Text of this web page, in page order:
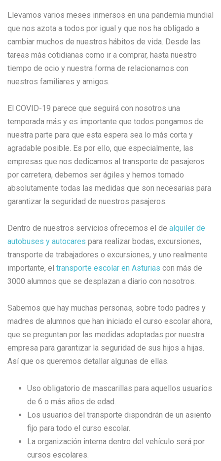
Llevamos varios meses inmersos en una pandemia mundial
que nos azota a todos por igual y que nos ha obligado a
cambiar muchos de nuestros hábitos de vida. Desde las
tareas más cotidianas como ir a comprar, hasta nuestro
tiempo de ocio y nuestra forma de relacionarnos con
nuestros familiares y amigos.
El COVID-19 parece que seguirá con nosotros una
temporada más y es importante que todos pongamos de
nuestra parte para que esta espera sea lo más corta y
agradable posible. Es por ello, que especialmente, las
empresas que nos dedicamos al transporte de pasajeros
por carretera, debemos ser ágiles y hemos tomado
absolutamente todas las medidas que son necesarias para
garantizar la seguridad de nuestros pasajeros.
Dentro de nuestros servicios ofrecemos el de alquiler de
autobuses y autocares para realizar bodas, excursiones,
transporte de trabajadores o excursiones, y uno realmente
importante, el transporte escolar en Asturias con más de
3000 alumnos que se desplazan a diario con nosotros.
Sabemos que hay muchas personas, sobre todo padres y
madres de alumnos que han iniciado el curso escolar ahora,
que se preguntan por las medidas adoptadas por nuestra
empresa para garantizar la seguridad de sus hijos a hijas.
Así que os queremos detallar algunas de ellas.
Uso obligatorio de mascarillas para aquellos usuarios
de 6 o más años de edad.
Los usuarios del transporte dispondrán de un asiento
fijo para todo el curso escolar.
La organización interna dentro del vehículo será por
cursos escolares.